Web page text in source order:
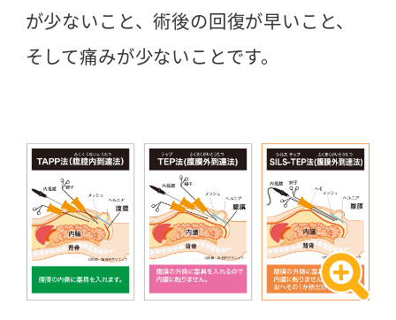
が少ないこと、術後の回復が早いこと、
そして痛みが少ないことです。